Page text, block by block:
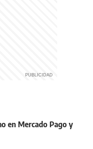
en Mercado Pago y